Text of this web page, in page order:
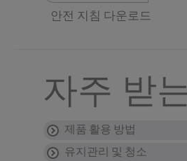
안전 지침 다운로드
자주 받
제품 활용 방법
조리기구는 오븐에
유지관리 및 청소